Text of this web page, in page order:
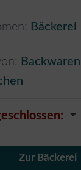
Bäckerei
Backwaren
:
Zur Bäckerei